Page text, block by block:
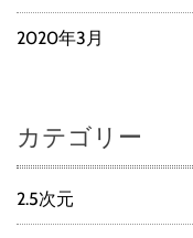
2020年3月
カテゴリー
2.5次元